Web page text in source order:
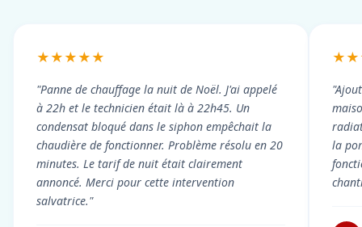
★★★★★
"Panne de chauffage la nuit de Noël. J'ai appelé
à 22h et le technicien était là à 22h45. Un
condensat bloqué dans le siphon empêchait la
chaudière de fonctionner. Problème résolu en 20
minutes. Le tarif de nuit était clairement
annoncé. Merci pour cette intervention
salvatrice."
la